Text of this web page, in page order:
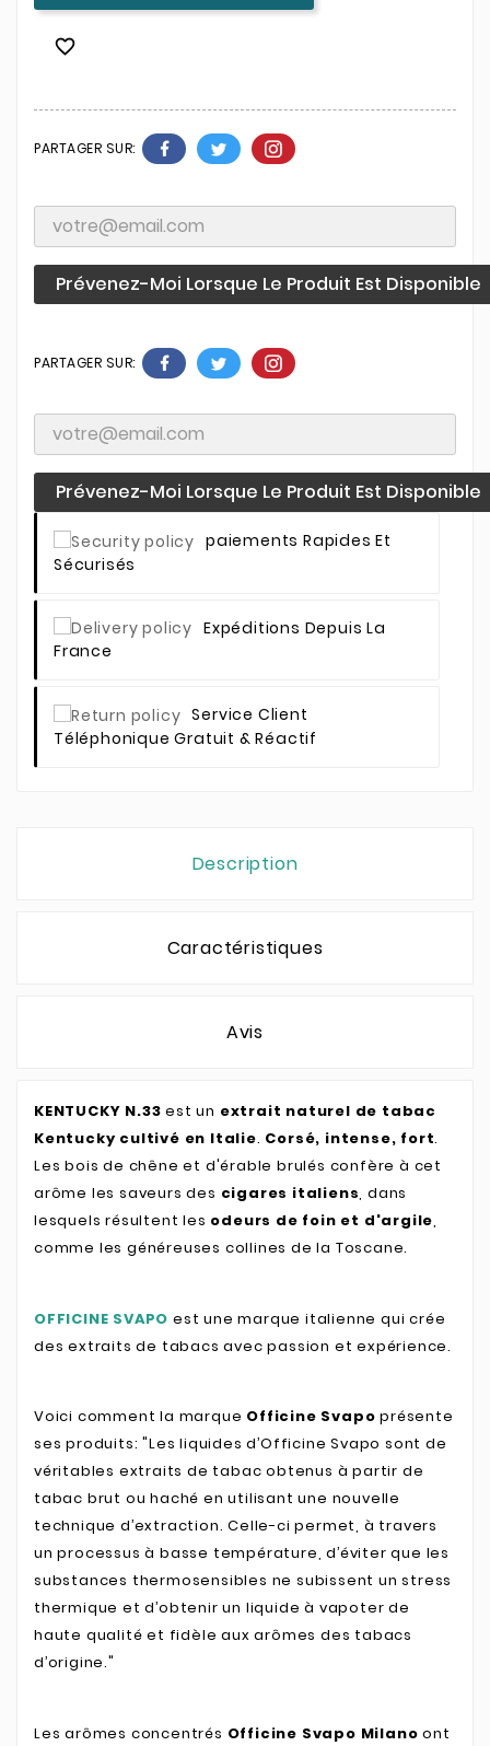

PARTAGER SUR:
Prévenez-Moi Lorsque Le Produit Est Disponible
PARTAGER SUR:
Prévenez-Moi Lorsque Le Produit Est Disponible
Paiements Rapides Et
Sécurisés
Expéditions Depuis La
France
Service Client
Téléphonique Gratuit & Réactif
Description
Caractéristiques
Avis
KENTUCKY N.33 est un extrait naturel de tabac
Kentucky cultivé en Italie. Corsé, intense, fort.
Les bois de chêne et d'érable brulés confère à cet
arôme les saveurs des cigares italiens, dans
lesquels résultent les odeurs de foin et d'argile,
comme les généreuses collines de la Toscane.
OFFICINE SVAPO est une marque italienne qui crée
des extraits de tabacs avec passion et expérience.
Voici comment la marque Officine Svapo présente
ses produits: "Les liquides d’Officine Svapo sont de
véritables extraits de tabac obtenus à partir de
tabac brut ou haché en utilisant une nouvelle
technique d’extraction.Celle-ci permet, à travers
un processus à basse température, d’éviter que les
substances thermosensibles ne subissent un stress
thermique et d’obtenir un liquide à vapoter de
haute qualité et fidèle aux arômes des tabacs
d’origine."
Les arômes concentrés Officine Svapo Milano ont